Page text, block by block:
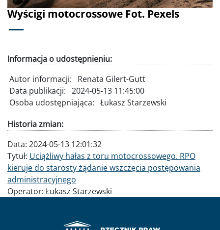
Wyścigi motocrossowe Fot. Pexels
Informacja o udostępnieniu:
Autor informacji:
Renata Gilert-Gutt
Data publikacji: 2024-05-13 11:45:00
Osoba udostępniająca: Łukasz Starzewski
Historia zmian:
Data: 2024-05-13 12:01:32
Tytuł: Uciążliwy hałas z toru motocrossowego. RPO
kieruje do starosty żądanie wszczęcia postępowania
administracyjnego
Operator: Łukasz Starzewski